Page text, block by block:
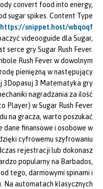
convert food into energy,
sugar spikes. Content Type
https://snippet.host/wbqoqf
videooguide dla Sugar,
serce gry Sugar Rush Fever.
Rush Fever w dowolnym
pieniężną w następujący
3Dopasuj 3 Matematyka gry
nagradzania za ilość
Player) w Sugar Rush Fever
na gracza, warto poszukać
finansowe i osobowe w
cyfrowemu szyfrowaniu
rejestracji lub dokonasz
popularny na Barbados,
tego, darmowymi spinami i
Na automatach klasycznych